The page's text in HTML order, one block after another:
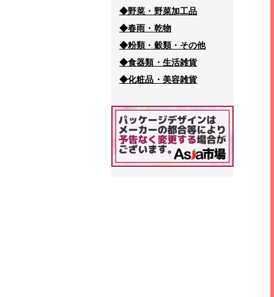
◆野菜・野菜加工品
◆春雨・乾物
◆粉類・穀類・その他
◆食器類・生活雑貨
◆化粧品・美容雑貨